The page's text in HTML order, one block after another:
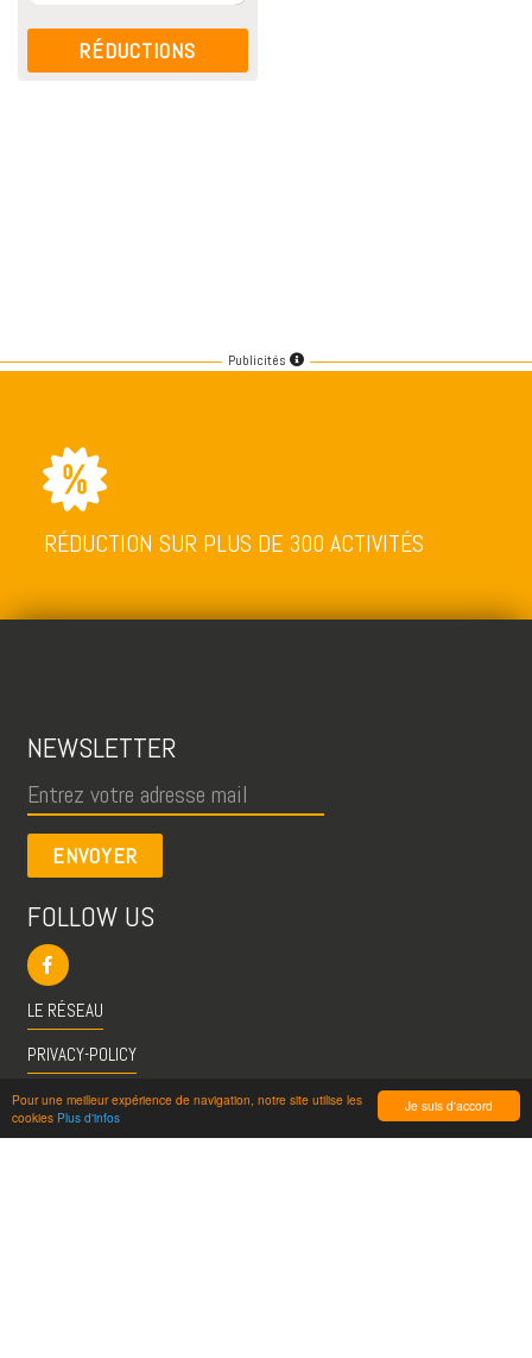
Je suis d'accord
Pour une meilleur expérience de navigation, notre site utilise les
cookies Plus d'infos
RÉDUCTIONS
Publicités
RÉDUCTION SUR PLUS DE 300 ACTIVITÉS
NEWSLETTER
ENVOYER
FOLLOW US
LE RÉSEAU
PRIVACY-POLICY
CGU
INFO@VISITESPASSION.PRO